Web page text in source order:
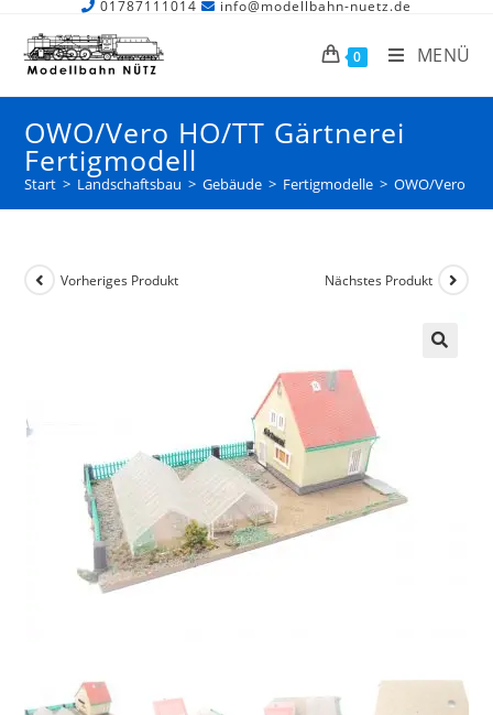
01787111014 info@modellbahn-nuetz.de
0 MENÜ
OWO/Vero HO/TT Gärtnerei
Fertigmodell
Start > Landschaftsbau > Gebäude > Fertigmodelle > OWO/Vero
Vorheriges Produkt Nächstes Produkt